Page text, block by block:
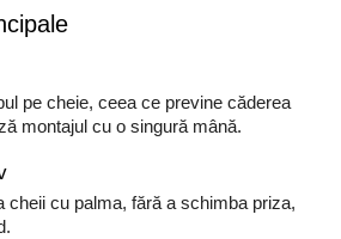
fixat
pe cheie, ceea ce previne căderea
montajul cu o singură mână.
cheii cu palma, fără a schimba priza,